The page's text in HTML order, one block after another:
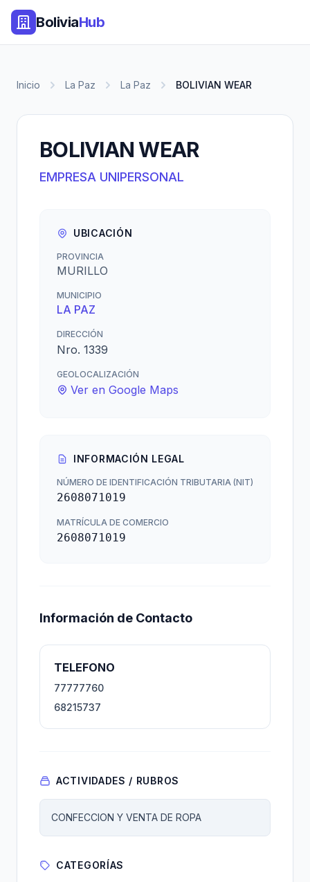
BoliviaHub
Inicio La Paz La Paz BOLIVIAN WEAR
BOLIVIAN WEAR
EMPRESA UNIPERSONAL
UBICACIÓN
PROVINCIA
MURILLO
MUNICIPIO
LA PAZ
DIRECCIÓN
Nro. 1339
GEOLOCALIZACIÓN
Ver en Google Maps
INFORMACIÓN LEGAL
NÚMERO DE IDENTIFICACIÓN TRIBUTARIA (NIT)
2608071019
MATRÍCULA DE COMERCIO
2608071019
Información de Contacto
TELEFONO
77777760
68215737
ACTIVIDADES / RUBROS
CONFECCION Y VENTA DE ROPA
CATEGORÍAS